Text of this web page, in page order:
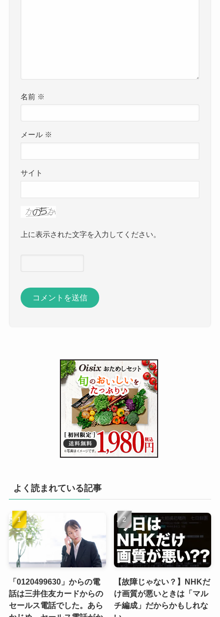
名前 ※
メール ※
サイト
上に表示された文字を入力してください。
よく読まれている記事
「0120499630」からの電
話は三井住友カードからの
セールス電話でした。あら
【故障じゃない？】NHKだ
け画質が悪いときは「マル
チ編成」だからかもしれな